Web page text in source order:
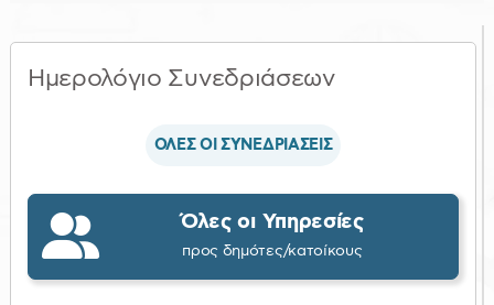
Ημερολόγιο Συνεδριάσεων
ΟΛΕΣ ΟΙ ΣΥΝΕΔΡΙΑΣΕΙΣ
Όλες οι Υπηρεσίες
προς δημότες/κατοίκους